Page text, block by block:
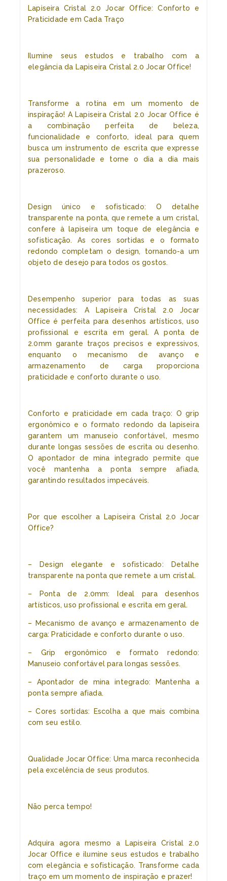
Lapiseira Cristal 2.0 Jocar Office: Conforto e
Praticidade em Cada Traço
Ilumine seus estudos e trabalho com a
elegância da Lapiseira Cristal 2.0 Jocar Office!
Transforme a rotina em um momento de
inspiração! A Lapiseira Cristal 2.0 Jocar Office é
a combinação perfeita de beleza,
funcionalidade e conforto, ideal para quem
busca um instrumento de escrita que expresse
sua personalidade e torne o dia a dia mais
prazeroso.
Design único e sofisticado: O detalhe
transparente na ponta, que remete a um cristal,
confere à lapiseira um toque de elegância e
sofisticação. As cores sortidas e o formato
redondo completam o design, tornando-a um
objeto de desejo para todos os gostos.
Desempenho superior para todas as suas
necessidades: A Lapiseira Cristal 2.0 Jocar
Office é perfeita para desenhos artísticos, uso
profissional e escrita em geral. A ponta de
2.0mm garante traços precisos e expressivos,
enquanto o mecanismo de avanço e
armazenamento de carga proporciona
praticidade e conforto durante o uso.
Conforto e praticidade em cada traço: O grip
ergonômico e o formato redondo da lapiseira
garantem um manuseio confortável, mesmo
durante longas sessões de escrita ou desenho.
O apontador de mina integrado permite que
você mantenha a ponta sempre afiada,
garantindo resultados impecáveis.
Por que escolher a Lapiseira Cristal 2.0 Jocar
Office?
– Design elegante e sofisticado: Detalhe
transparente na ponta que remete a um cristal.
– Ponta de 2.0mm: Ideal para desenhos
artísticos, uso profissional e escrita em geral.
– Mecanismo de avanço e armazenamento de
carga: Praticidade e conforto durante o uso.
– Grip ergonômico e formato redondo:
Manuseio confortável para longas sessões.
– Apontador de mina integrado: Mantenha a
ponta sempre afiada.
– Cores sortidas: Escolha a que mais combina
com seu estilo.
Qualidade Jocar Office: Uma marca reconhecida
pela excelência de seus produtos.
Não perca tempo!
Adquira agora mesmo a Lapiseira Cristal 2.0
Jocar Office e ilumine seus estudos e trabalho
com elegância e sofisticação. Transforme cada
traço em um momento de inspiração e prazer!